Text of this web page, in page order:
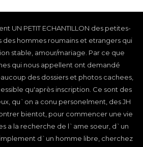
UN PETIT ECHANTILLON des petites-
des hommes roumains et etrangers qui
stable, amour/mariage. Par ce que
qui nous appellent ont demandé
des dossiers et photos cachees,
qu'après inscription. Ce sont des
qu`on a conu personelment, des JH
bientot, pour commencer une vie
a la recherche de l`ame soeur, d`un
d`un homme libre, cherchez